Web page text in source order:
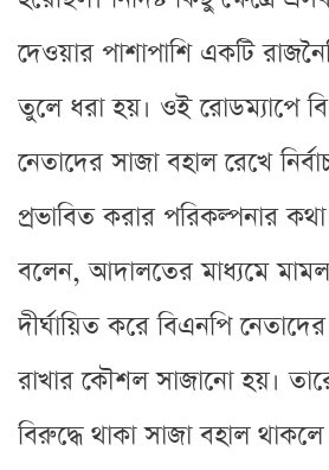
দেওয়ার পাশাপাশি একটি
তুলে ধরা হয়। ওই রোডম্যাপে
নেতাদের সাজা বহাল রেখে
প্রভাবিত করার পরিকল্পনার
বলেন, আদালতের মাধ্যমে
দীর্ঘায়িত করে বিএনপি
রাখার কৌশল সাজানো হয়।
বিরুদ্ধে থাকা সাজা বহাল থাকলে